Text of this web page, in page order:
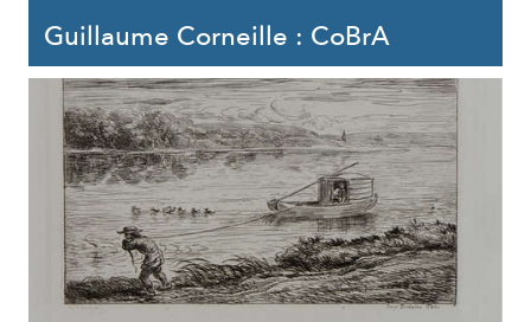
Guillaume Corneille : CoBrA